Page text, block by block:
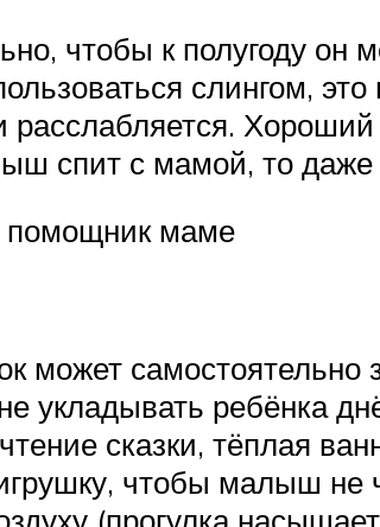
чтобы к полугоду он
слингом,
спит с мамой, то даже
помощник маме
может самостоятельно
укладывать ребёнка
сказки, тёплая
чтобы малыш не
(прогулка